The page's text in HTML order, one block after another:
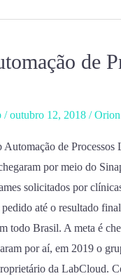
de
/outubro 12, 2018 /
de Processos
por meio do
solicitados por
até o resultado
todo Brasil. A meta é
por aí, em 2019 o
da LabCloud.